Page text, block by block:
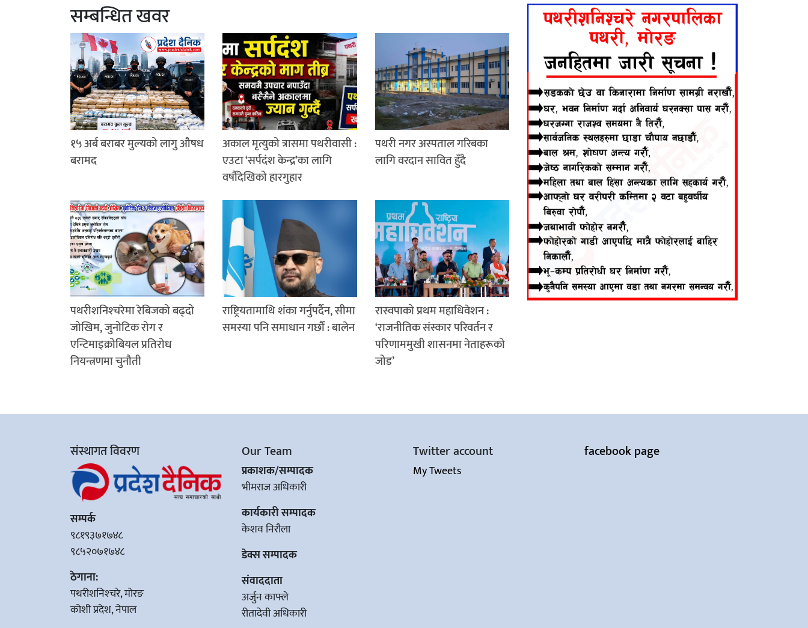
सम्बन्धित खवर
१५ अर्ब बराबर मुल्यको लागु औषध
बरामद
अकाल मृत्युको त्रासमा पथरीवासी :
एउटा ‘सर्पदंश केन्द्र’का लागि
वर्षौंदेखिको हारगुहार
पथरी नगर अस्पताल गरिबका
लागि वरदान सावित हुँदै
पथरीशनिश्‍चरेमा रेबिजको बढ्दो
जोखिम, जुनोटिक रोग र
एन्टिमाइक्रोबियल प्रतिरोध
नियन्त्रणमा चुनौती
राष्ट्रियतामाथि शंका गर्नुपर्दैन, सीमा
समस्या पनि समाधान गर्छौं : बालेन
रास्वपाको प्रथम महाधिवेशन :
‘राजनीतिक संस्कार परिवर्तन र
परिणाममुखी शासनमा नेताहरूको
जोड’
संस्थागत विवरण
सम्पर्क
९८१९३७१७४८
९८५२०७१७४८
ठेगाना:
पथरीशनिश्‍चरे, मोरङ
कोशी प्रदेश, नेपाल
Our Team
प्रकाशक/सम्पादक
भीमराज अधिकारी
कार्यकारी सम्पादक
केशव निरौला
डेक्स सम्पादक
संवाददाता
अर्जुन काफ्ले
रीतादेवी अधिकारी
Twitter account
My Tweets
facebook page